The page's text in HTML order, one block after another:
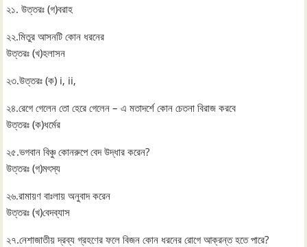
২১. উত্তরঃ (গ)বরাহ
২২.মিতুর আসনটি কোন ধরনের
উত্তরঃ (খ)হলাসন
২৩.উত্তরঃ (ক) i, ii,
২৪.রেগে গেলেন তো হেরে গেলেন – এ মতাদর্শে কোন চেতনা বিরাজ করবে
উত্তরঃ (ক)ধর্মের
২৫.ভগবান বিঞ্চু কোনরুপে বেদ উদ্ধার করেন?
উত্তরঃ (গ)মৎস্য
২৬.রামায়ণ বাঃলায় অনুবাদ করেন
উত্তরঃ (খ)বেদব্যাস
২৭.নেশাজাতীয় দ্রব্য গ্রহণের ফলে বিজন কোন ধরনের রোগে আক্রন্ত হতে পারে?